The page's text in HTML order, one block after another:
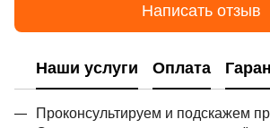
Написать отзыв
Наши услуги Оплата
Проконсультируем и подскажем